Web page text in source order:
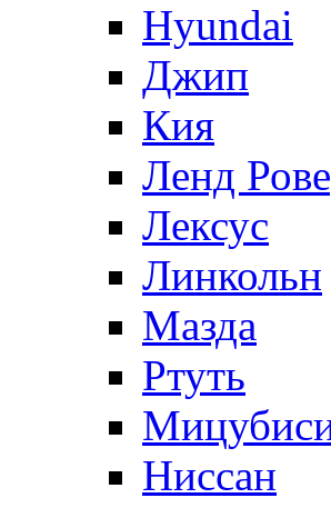
Hyundai
Джип
Кия
Ленд
Лексус
Линкольн
Мазда
Ртуть
Ниссан